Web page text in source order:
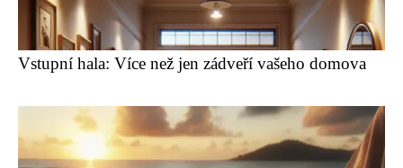
Vstupní hala: Více než jen zádveří vašeho domova